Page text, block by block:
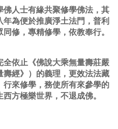
人士有緣共聚修學佛法，其
為便於推廣淨土法門，普利
修，專精修學，依教奉行。
依止《佛說大乘無量壽莊嚴
經》）的義理，更效法法藏
來修學，務使所有來參學的
方極樂世界，不退成佛。